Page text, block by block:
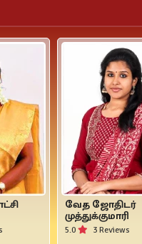
வேத ஜோதிடர்
முத்துக்குமாரி
5.0 3 Reviews